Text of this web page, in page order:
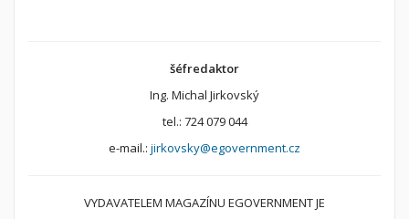
šéfredaktor
Ing. Michal Jirkovský
tel.: 724 079 044
e-mail.: jirkovsky@egovernment.cz
VYDAVATELEM MAGAZÍNU EGOVERNMENT JE